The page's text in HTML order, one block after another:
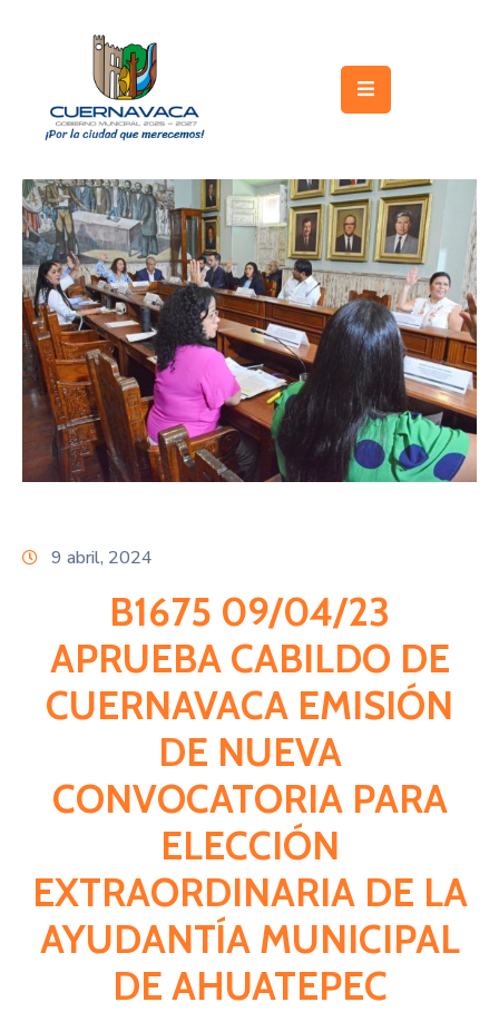
Gobierno
Turismo
Trámites
y
Servicios
Licitaciones
Transparencia
Directorio
9 abril, 2024
B1675 09/04/23
APRUEBA CABILDO DE
CUERNAVACA EMISIÓN
DE NUEVA
CONVOCATORIA PARA
ELECCIÓN
EXTRAORDINARIA DE LA
AYUDANTÍA MUNICIPAL
DE AHUATEPEC